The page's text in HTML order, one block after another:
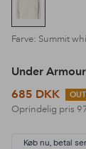
Farve: Summit
Under Armour
685 DKK
Oprindelig pris
Køb nu, betal